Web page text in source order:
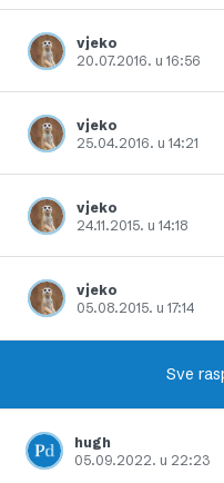
Dodajte u favorite
vjeko
20.07.2016. u 16:56
Dodajte u favorite
vjeko
25.04.2016. u 14:21
Dodajte u favorite
vjeko
24.11.2015. u 14:18
Dodajte u favorite
vjeko
05.08.2015. u 17:14
Dodajte u favorite
Sve
hugh
05.09.2022. u 22:23